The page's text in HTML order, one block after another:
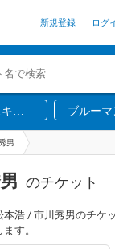
新規登録 ログ
ニ
ブルーマ
男
のチケット
浩 / 市川秀男のチケ
す。